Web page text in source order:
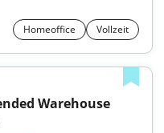
Homeoffice Vollzeit
Warehouse